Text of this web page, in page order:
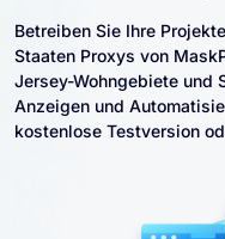
Betreiben Sie Ihre
Staaten Proxys von
Jersey-Wohngebiete und
Anzeigen und
kostenlose Testversion